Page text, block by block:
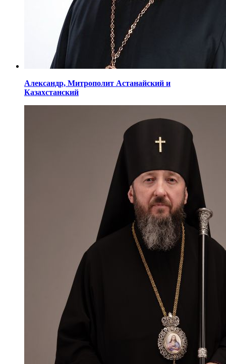
Александр, Митрополит Астанайский и
Казахстанский